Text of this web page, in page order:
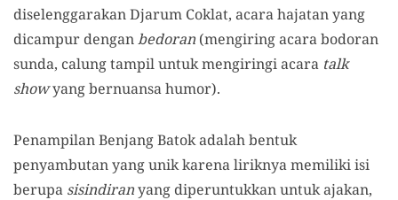
diselenggarakan Djarum Coklat, acara hajatan yang
dicampur denganbedoran (mengiring acara bodoran
sunda, calung tampil untuk mengiringi acara talk
showyang bernuansa humor).
Penampilan Benjang Batok adalah bentuk
penyambutan yang unik karena liriknya memiliki isi
berupa sisindiranyang diperuntukkan untuk ajakan,